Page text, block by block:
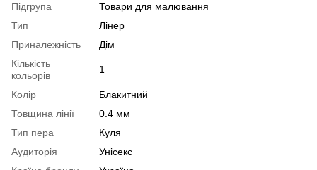
Підгрупа
Товари для малювання
Тип
Лінер
Приналежність
Дім
Кількість
кольорів
1
Колір
Блакитний
Товщина лінії
0.4 мм
Тип пера
Куля
Аудиторія
Унісекс